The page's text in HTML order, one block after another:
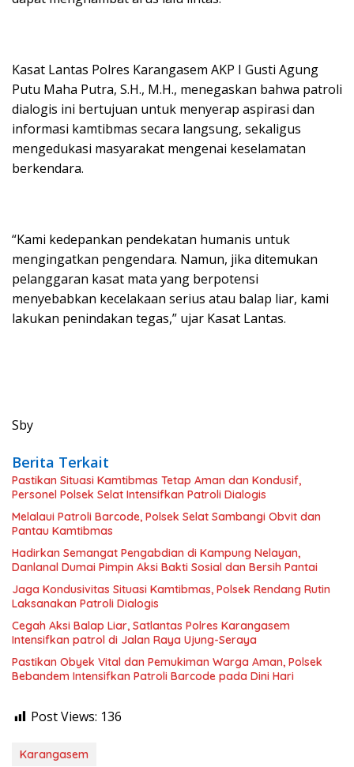
Kasat Lantas Polres Karangasem AKP I Gusti Agung
Putu Maha Putra, S.H., M.H., menegaskan bahwa patroli
dialogis ini bertujuan untuk menyerap aspirasi dan
informasi kamtibmas secara langsung, sekaligus
mengedukasi masyarakat mengenai keselamatan
berkendara.
“Kami kedepankan pendekatan humanis untuk
mengingatkan pengendara. Namun, jika ditemukan
pelanggaran kasat mata yang berpotensi
menyebabkan kecelakaan serius atau balap liar, kami
lakukan penindakan tegas,” ujar Kasat Lantas.
Sby
Berita Terkait
Pastikan Situasi Kamtibmas Tetap Aman dan Kondusif,
Personel Polsek Selat Intensifkan Patroli Dialogis
Melalaui Patroli Barcode, Polsek Selat Sambangi Obvit dan
Pantau Kamtibmas
Hadirkan Semangat Pengabdian di Kampung Nelayan,
Danlanal Dumai Pimpin Aksi Bakti Sosial dan Bersih Pantai
Jaga Kondusivitas Situasi Kamtibmas, Polsek Rendang Rutin
Laksanakan Patroli Dialogis
Cegah Aksi Balap Liar, Satlantas Polres Karangasem
Intensifkan patrol di Jalan Raya Ujung-Seraya
Pastikan Obyek Vital dan Pemukiman Warga Aman, Polsek
Bebandem Intensifkan Patroli Barcode pada Dini Hari
Post Views: 136
Karangasem